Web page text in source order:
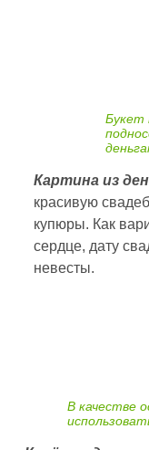
Букет
Картина из
красивую
купюры. Как
сердце, дату
невесты.
В качестве